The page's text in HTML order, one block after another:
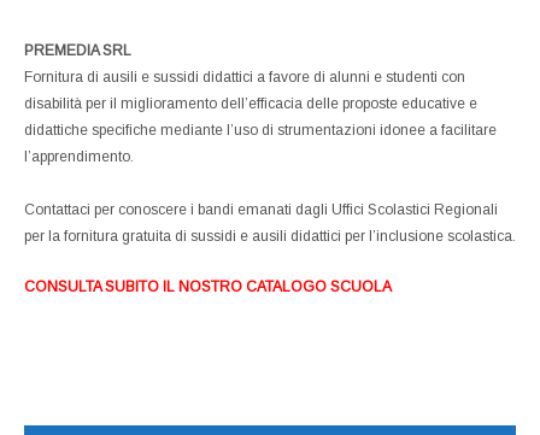
PREMEDIA SRL
Fornitura di ausili e sussidi didattici a favore di alunni e studenti con
disabilità per il miglioramento dell’efficacia delle proposte educative e
didattiche specifiche mediante l’uso di strumentazioni idonee a facilitare
l’apprendimento.
Contattaci per conoscere i bandi emanati dagli Uffici Scolastici Regionali
per la fornitura gratuita di sussidi e ausili didattici per l’inclusione scolastica.
CONSULTA SUBITO IL NOSTRO CATALOGO SCUOLA